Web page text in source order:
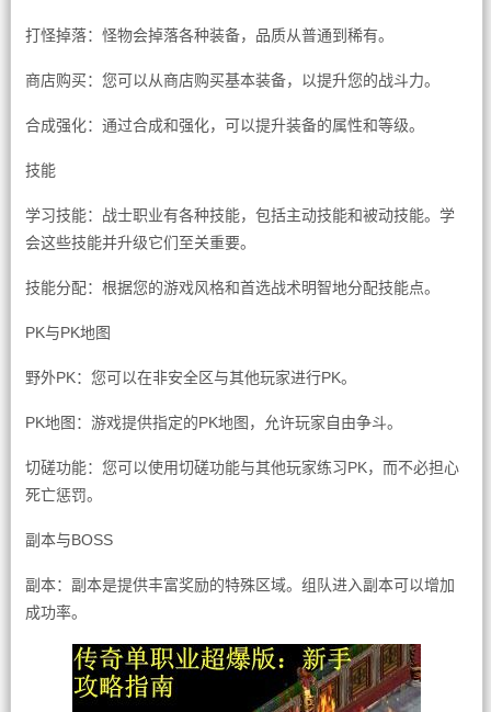
打怪掉落：怪物会掉落各种装备，品质从普通到稀有。
商店购买：您可以从商店购买基本装备，以提升您的战斗力。
合成强化：通过合成和强化，可以提升装备的属性和等级。
技能
学习技能：战士职业有各种技能，包括主动技能和被动技能。学
会这些技能并升级它们至关重要。
技能分配：根据您的游戏风格和首选战术明智地分配技能点。
PK与PK地图
野外PK：您可以在非安全区与其他玩家进行PK。
PK地图：游戏提供指定的PK地图，允许玩家自由争斗。
切磋功能：您可以使用切磋功能与其他玩家练习PK，而不必担心
死亡惩罚。
副本与BOSS
副本：副本是提供丰富奖励的特殊区域。组队进入副本可以增加
成功率。